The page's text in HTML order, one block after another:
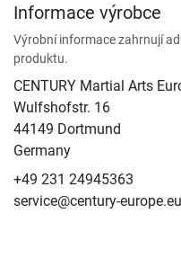
Informace výrobce
Výrobní informace zahrnují
produktu.
CENTURY Martial Arts
Wulfshofstr. 16
44149 Dortmund
Germany
+49 231 24945363
service@century-europe.eu